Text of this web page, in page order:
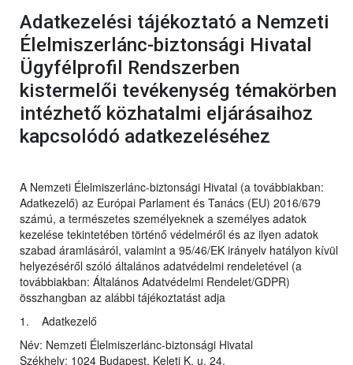
Adatkezelési tájékoztató a Nemzeti
Élelmiszerlánc-biztonsági Hivatal
Ügyfélprofil Rendszerben
kistermelői tevékenység témakörben
intézhető közhatalmi eljárásaihoz
kapcsolódó adatkezeléséhez
A Nemzeti Élelmiszerlánc-biztonsági Hivatal (a továbbiakban:
Adatkezelő) az Európai Parlament és Tanács (EU) 2016/679
számú, a természetes személyeknek a személyes adatok
kezelése tekintetében történő védelméről és az ilyen adatok
szabad áramlásáról, valamint a 95/46/EK irányelv hatályon kívül
helyezéséről szóló általános adatvédelmi rendeletével (a
továbbiakban: Általános Adatvédelmi Rendelet/GDPR)
összhangban az alábbi tájékoztatást adja
1. Adatkezelő
Név: Nemzeti Élelmiszerlánc-biztonsági Hivatal
Székhely: 1024 Budapest, Keleti K. u. 24.